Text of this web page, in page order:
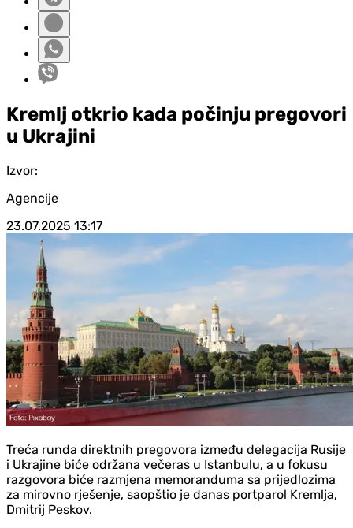
Kremlj otkrio kada počinju pregovori
u Ukrajini
Izvor:
Agencije
23.07.2025 13:17
Treća runda direktnih pregovora između delegacija Rusije
i Ukrajine biće održana večeras u Istanbulu, a u fokusu
razgovora biće razmjena memoranduma sa prijedlozima
za mirovno rješenje, saopštio je danas portparol Kremlja,
Dmitrij Peskov.